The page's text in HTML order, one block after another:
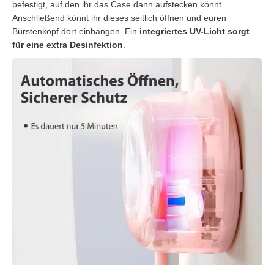
befestigt, auf den ihr das Case dann aufstecken könnt.
Anschließend könnt ihr dieses seitlich öffnen und euren
Bürstenkopf dort einhängen. Ein integriertes UV-Licht sorgt
für eine extra Desinfektion